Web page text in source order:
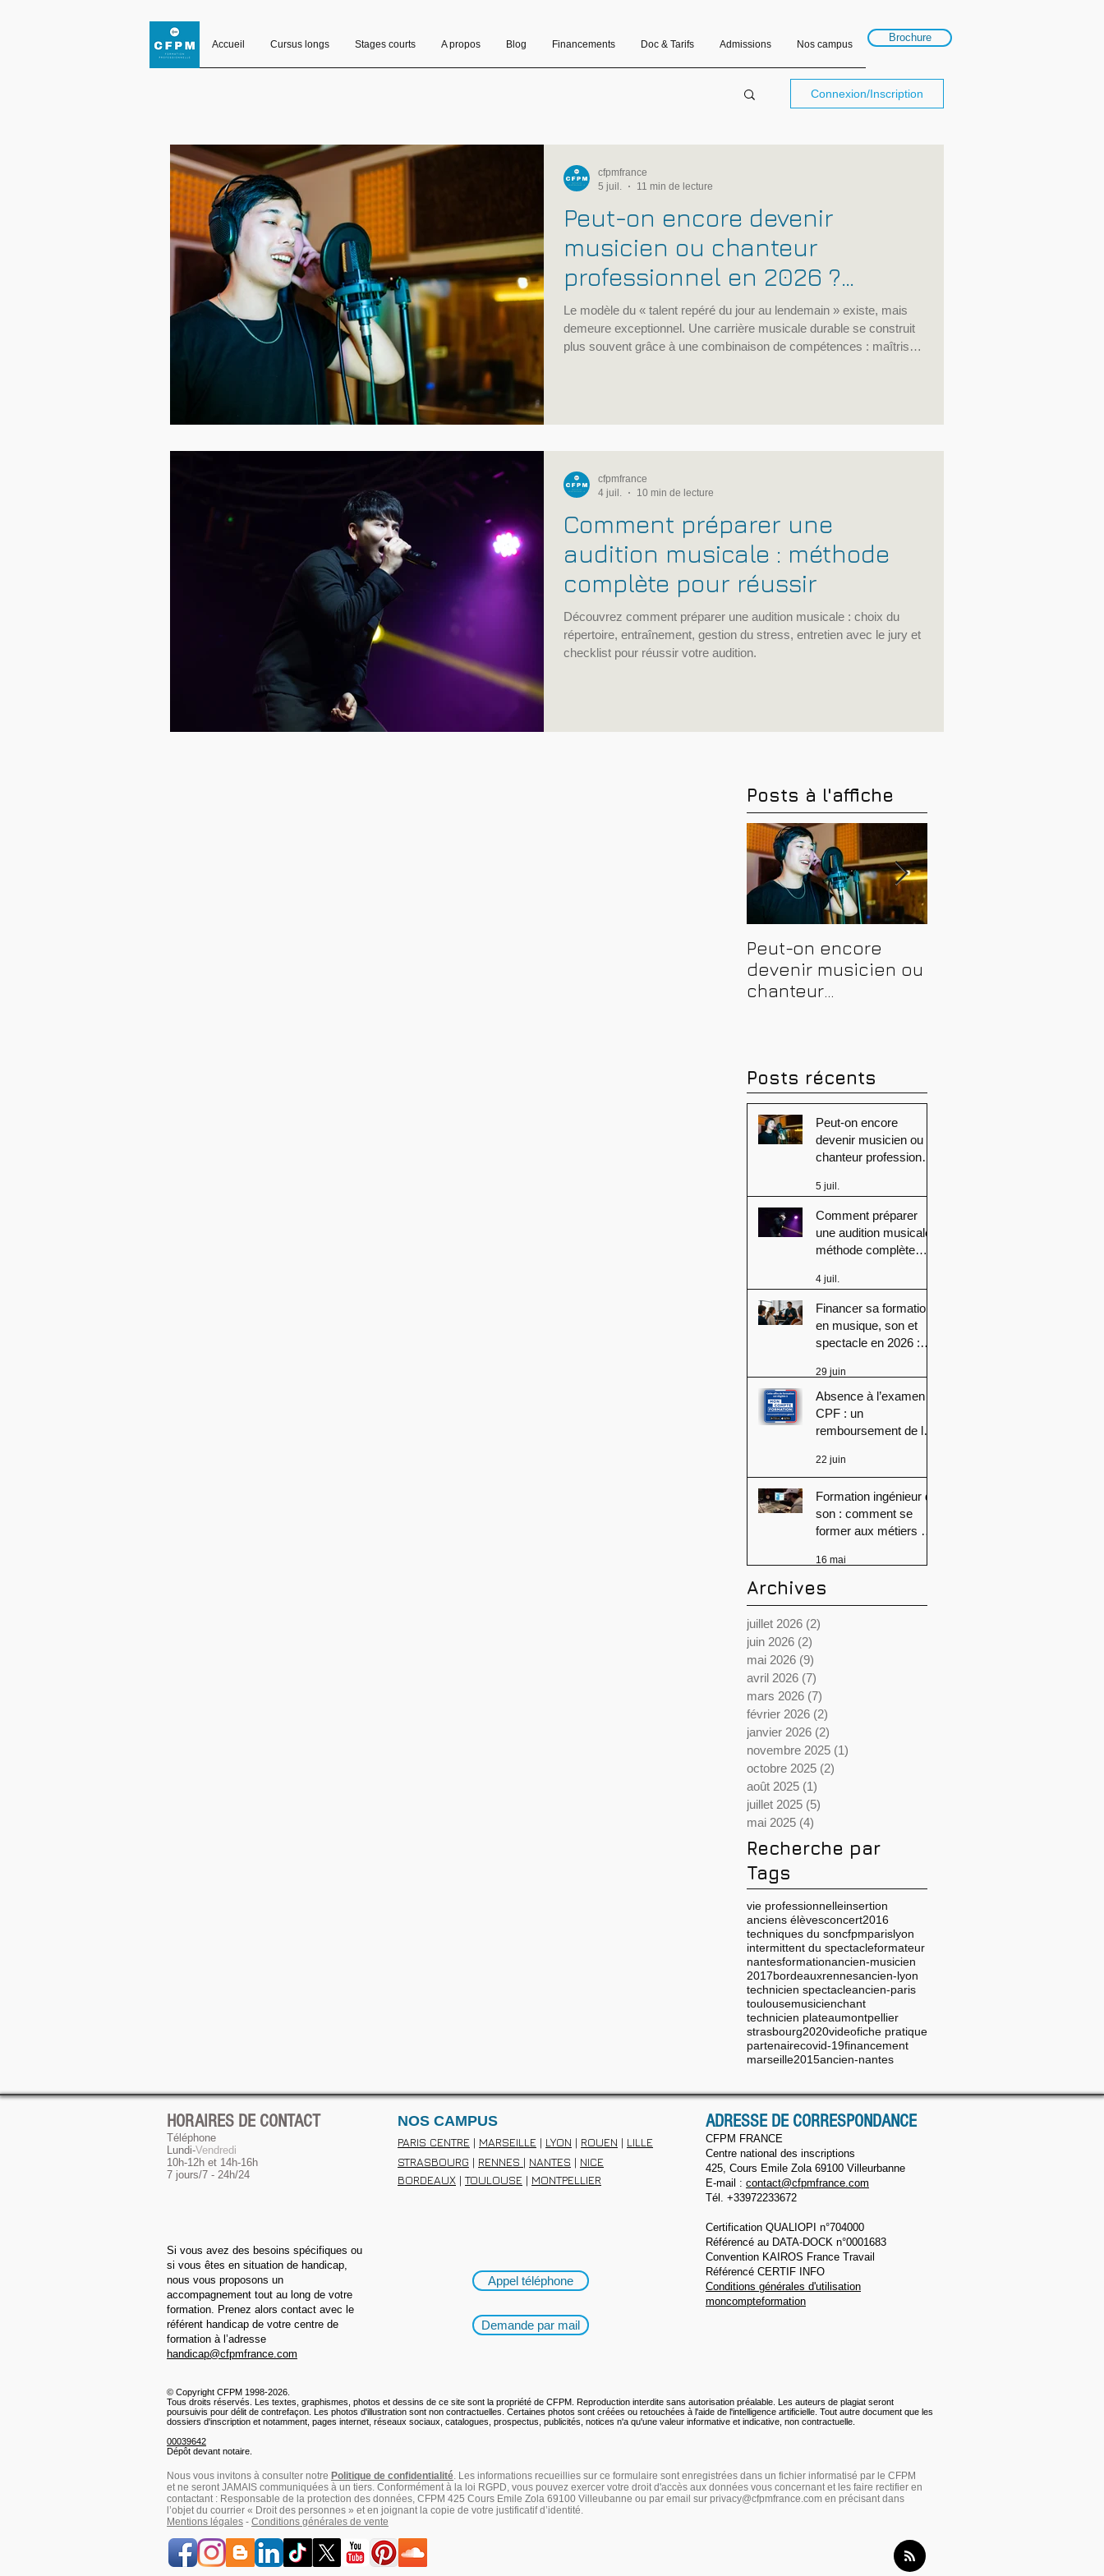
Accueil Cursus longs Stages courts A propos Blog Financements Doc & Tarifs Admissions Nos campus
Brochure
Connexion/Inscription
Peut-on encore devenir
musicien ou chanteur
professionnel en 2026 ?
Conseils, méthodes et erreurs
à éviter
Le modèle du « talent repéré du jour au lendemain » existe, mais
demeure exceptionnel. Une carrière musicale durable se construit
plus souvent grâce à une combinaison de compétences : maîtrise
cfpmfrance
5 juil.
11 min de lecture
Comment préparer une
audition musicale : méthode
complète pour réussir
Découvrez comment préparer une audition musicale : choix du
répertoire, entraînement, gestion du stress, entretien avec le jury et
checklist pour réussir votre audition.
cfpmfrance
4 juil.
10 min de lecture
Posts à l'affiche
Peut-on encore
devenir musicien ou
chanteur
à éviter
Posts récents
Peut-on encore
devenir musicien ou
chanteur professionnel
méthodes et erreurs à
éviter
5 juil.
Comment préparer
une audition musicale :
méthode complète
4 juil.
Financer sa formation
en musique, son et
spectacle en 2026 :
aides régionales
29 juin
Absence à l’examen
CPF : un
remboursement de la
devenir obligatoire ?
22 juin
Formation ingénieur du
son : comment se
former aux métiers du
16 mai
Archives
juillet 2026 (2)
juin 2026 (2)
mai 2026 (9)
avril 2026 (7)
mars 2026 (7)
février 2026 (2)
janvier 2026 (2)
novembre 2025 (1)
octobre 2025 (2)
août 2025 (1)
juillet 2025 (5)
mai 2025 (4)
Recherche par
Tags
vie professionnelleinsertion
anciens élèvesconcert2016
techniques du soncfpmparislyon
intermittent du spectacleformateur
nantesformationancien-musicien
2017bordeauxrennesancien-lyon
technicien spectacleancien-paris
toulousemusicienchant
technicien plateaumontpellier
strasbourg2020videofiche pratique
partenairecovid-19financement
marseille2015ancien-nantes
HORAIRES DE CONTACT
Téléphone
Lundi-Vendredi
10h-12h et 14h-16h
7 jours/7 - 24h/24
Si vous avez des besoins spécifiques ou
si vous êtes en situation de handicap,
nous vous proposons un
accompagnement tout au long de votre
formation. Prenez alors contact avec le
référent handicap de votre centre de
formation à l’adresse
handicap@cfpmfrance.com
NOS CAMPUS
PARIS CENTRE | MARSEILLE | LYON | ROUEN | LILLE
STRASBOURG | RENNES | NANTES | NICE
BORDEAUX |TOULOUSE | MONTPELLIER
Appel téléphone
Demande par mail
ADRESSE DE CORRESPONDANCE
CFPM FRANCE
Centre national des inscriptions
425, Cours Emile Zola 69100 Villeurbanne
E-mail : contact@cfpmfrance.com
Tél. +33972233672​
Certification QUALIOPI n°704000
Référencé au DATA-DOCK n°0001683
Convention KAIROS France Travail
Référencé CERTIF INFO
Conditions générales d'utilisation
moncompteformation
© Copyright CFPM 1998-2026.
Tous droits réservés. Les textes, graphismes, photos et dessins de ce site sont la propriété de CFPM. Reproduction interdite sans autorisation préalable. Les auteurs de plagiat seront
poursuivis pour délit de contrefaçon. Les photos d'illustration sont non contractuelles. Certaines photos sont créées ou retouchées à l'aide de l'intelligence artificielle. Tout autre document que les
dossiers d'inscription et notamment, pages internet, réseaux sociaux, catalogues, prospectus, publicités, notices n'a qu'une valeur informative et indicative, non contractuelle.
00039642
Dépôt devant notaire.
Nous vous invitons à consulter notre Politique de confidentialité. Les informations recueillies sur ce formulaire sont enregistrées dans un fichier informatisé par le CFPM
et ne seront JAMAIS communiquées à un tiers. Conformément à la loi RGPD, vous pouvez exercer votre droit d'accès aux données vous concernant et les faire rectifier en
contactant : Responsable de la protection des données, CFPM 425 Cours Emile Zola 69100 Villeubanne ou par email sur privacy@cfpmfrance.com en précisant dans
l’objet du courrier « Droit des personnes » et en joignant la copie de votre justificatif d’identité.
Mentions légales - Conditions générales de vente